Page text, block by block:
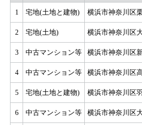
1 宅地(土地と建物) 横浜市神奈川区
2 宅地(土地) 横浜市神奈川区
3 中古マンション等 横浜市神奈川区
4 中古マンション等 横浜市神奈川区
5 宅地(土地と建物) 横浜市神奈川区
6 中古マンション等 横浜市神奈川区